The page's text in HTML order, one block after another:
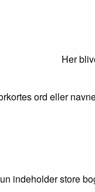
Her
ord eller
indeholder store